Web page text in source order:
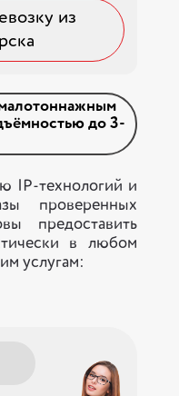
из
до 3-
IP-технологий и
проверенных
предоставить
в любом
услугам: